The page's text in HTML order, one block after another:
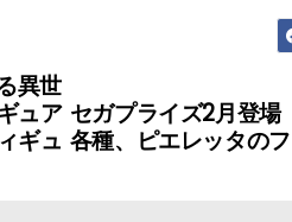
セガプライズ2月登
各種、ピエレッタの
異世
ュア
ギュ